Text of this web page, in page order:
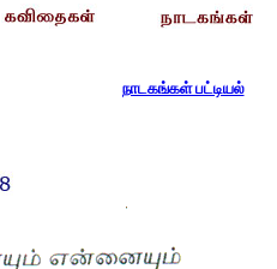
நாடகங்கள் பட்டியல்